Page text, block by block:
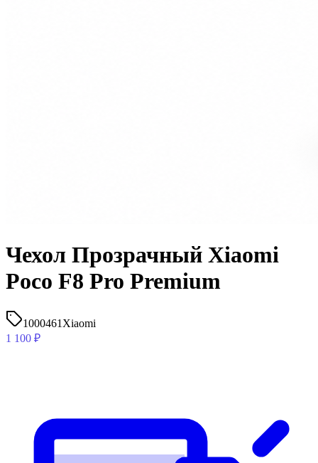
Чехол Прозрачный Xiaomi
Poco F8 Pro Premium
1000461 Xiaomi
1 100 ₽